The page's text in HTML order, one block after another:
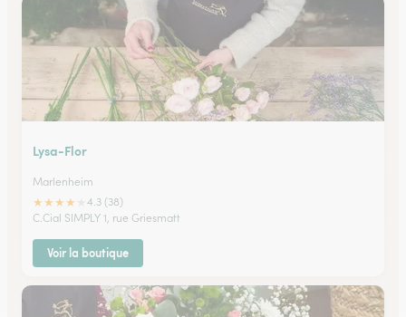
Lysa-Flor
Marlenheim
★★★★
4.3 (38)
C.Cial SIMPLY 1, rue Griesmatt
Voir la boutique